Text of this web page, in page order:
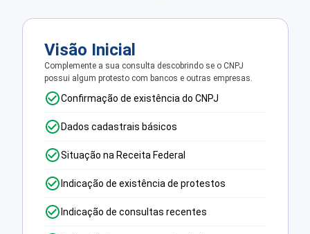
Visão Inicial
Complemente a sua consulta descobrindo se o CNPJ
possui algum protesto com bancos e outras empresas.
Confirmação de existência do CNPJ
Dados cadastrais básicos
Situação na Receita Federal
Indicação de existência de protestos
Indicação de consultas recentes